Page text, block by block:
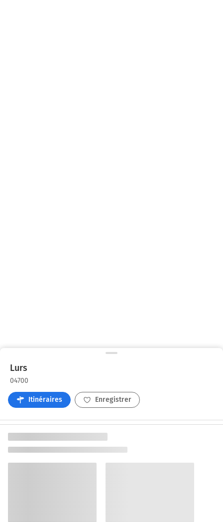
Lurs
04700
Itinéraires Enregistrer